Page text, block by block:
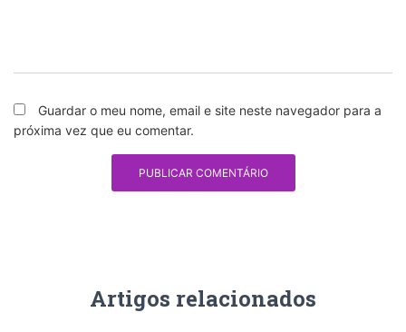
Guardar o meu nome, email e site neste navegador para a
próxima vez que eu comentar.
Artigos relacionados